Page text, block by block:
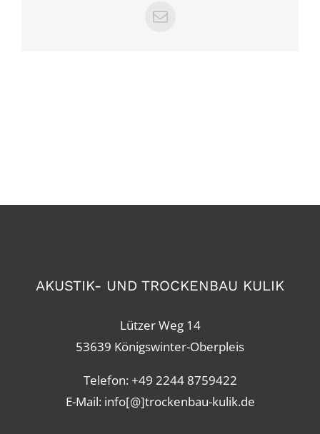
E-
AKUSTIK- UND TROCKENBAU KULIK
Lützer Weg 14
53639 Königswinter-Oberpleis
Telefon:+49 2244 8759422
E-Mail: info[@]trockenbau-kulik.de